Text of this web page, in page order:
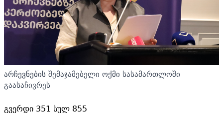
არჩევნების შემაჯამებელი ოქმი სასამართლოში
გაასაჩივრეს
გვერდი 351 სულ 855